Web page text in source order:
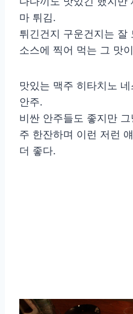
마 튀김.
튀긴건지 구운건지는 잘
소스에 찍어 먹는 그 맛
맛있는 맥주 히타치노
안주.
비싼 안주들도 좋지만
주 한잔하며 이런 저런
더 좋다.